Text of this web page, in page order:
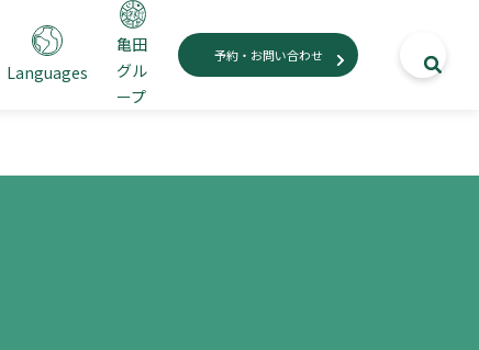
Languages
亀田
グル
ープ
予約・お問い合わせ